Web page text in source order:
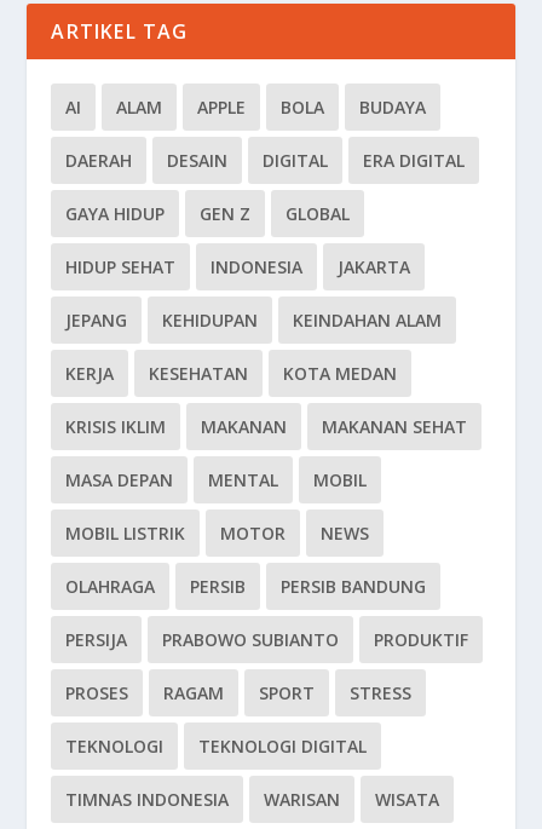
ARTIKEL TAG
AI ALAM APPLE BOLA BUDAYA
DAERAH DESAIN DIGITAL ERA DIGITAL
GAYA HIDUP GEN Z GLOBAL
HIDUP SEHAT INDONESIA JAKARTA
JEPANG KEHIDUPAN KEINDAHAN ALAM
KERJA KESEHATAN KOTA MEDAN
KRISIS IKLIM MAKANAN MAKANAN SEHAT
MASA DEPAN MENTAL MOBIL
MOBIL LISTRIK MOTOR NEWS
OLAHRAGA PERSIB PERSIB BANDUNG
PERSIJA PRABOWO SUBIANTO PRODUKTIF
PROSES RAGAM SPORT STRESS
TEKNOLOGI TEKNOLOGI DIGITAL
TIMNAS INDONESIA WARISAN WISATA